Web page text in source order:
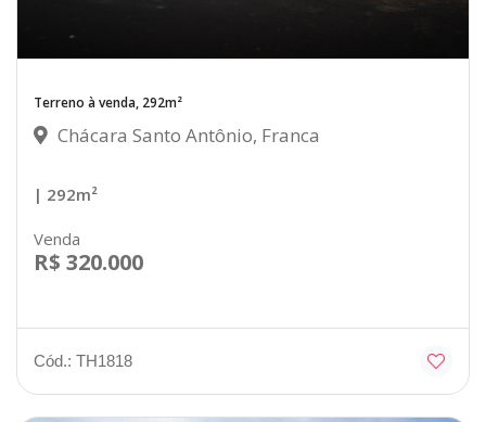
Terreno à venda, 292m²
Chácara Santo Antônio, Franca
| 292m²
Venda
R$ 320.000
Cód.: TH1818